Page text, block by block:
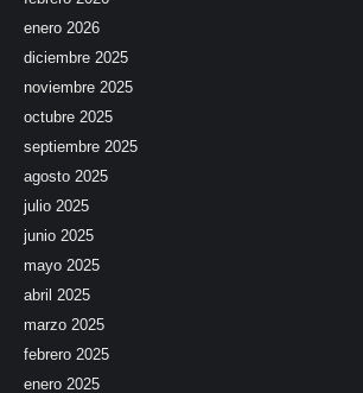
enero 2026
diciembre 2025
noviembre 2025
octubre 2025
septiembre 2025
agosto 2025
julio 2025
junio 2025
mayo 2025
abril 2025
marzo 2025
febrero 2025
enero 2025